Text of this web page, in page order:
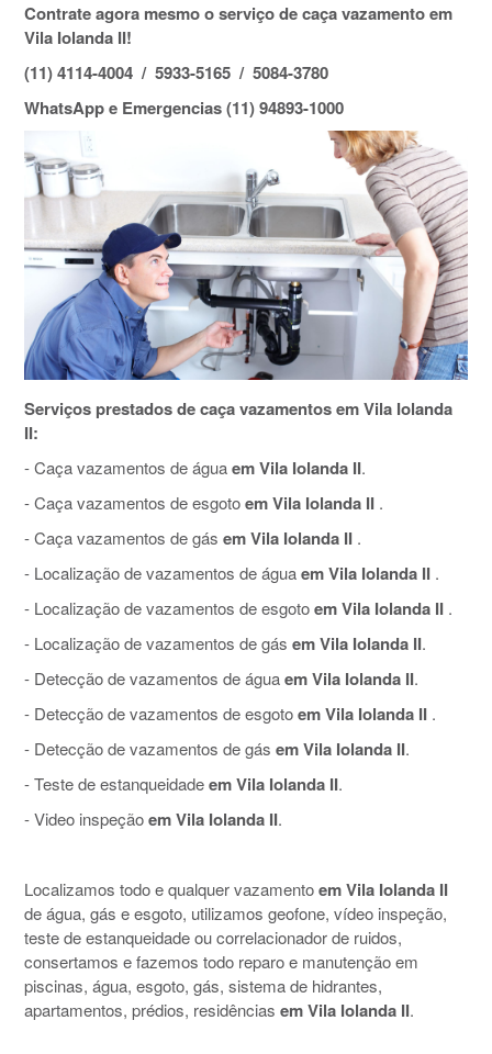
Contrate agora mesmo o serviço de caça vazamento em
Vila Iolanda II!
(11) 4114-4004 / 5933-5165 / 5084-3780
WhatsApp e Emergencias (11) 94893-1000
Serviços prestados de caça vazamentos em Vila Iolanda
II:
- Caça vazamentos de águaem Vila Iolanda II.
- Caça vazamentos de esgotoem Vila Iolanda II .
- Caça vazamentos de gás em Vila Iolanda II .
- Localização de vazamentos de águaem Vila Iolanda II .
- Localização de vazamentos de esgotoem Vila Iolanda II .
- Localização de vazamentos de gás em Vila Iolanda II.
- Detecção de vazamentos de águaem Vila Iolanda II.
- Detecção de vazamentos de esgotoem Vila Iolanda II .
- Detecção de vazamentos de gás em Vila Iolanda II.
- Teste de estanqueidadeem Vila Iolanda II.
- Video inspeçãoem Vila Iolanda II.
Localizamos todo e qualquer vazamentoem Vila Iolanda II
de água, gás e esgoto, utilizamos geofone, vídeo inspeção,
teste de estanqueidade ou correlacionador de ruidos,
consertamos e fazemos todo reparo e manutenção em
piscinas, água, esgoto, gás, sistema de hidrantes,
apartamentos, prédios, residências em Vila Iolanda II.